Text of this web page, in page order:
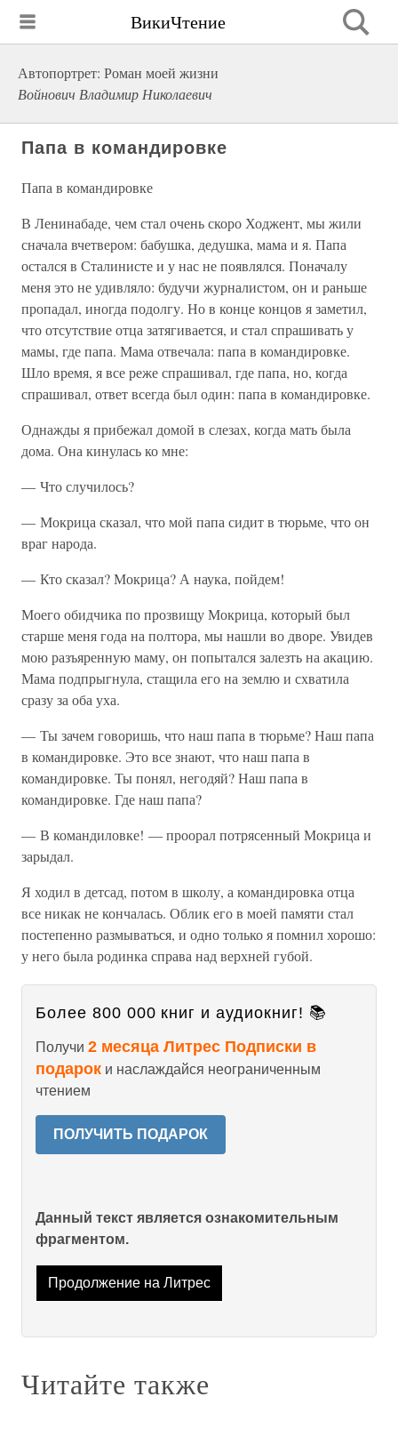
ВикиЧтение
Автопортрет: Роман моей жизни
Войнович Владимир Николаевич
Папа в командировке
Папа в командировке
В Ленинабаде, чем стал очень скоро Ходжент, мы жили
сначала вчетвером: бабушка, дедушка, мама и я. Папа
остался в Сталинисте и у нас не появлялся. Поначалу
меня это не удивляло: будучи журналистом, он и раньше
пропадал, иногда подолгу. Но в конце концов я заметил,
что отсутствие отца затягивается, и стал спрашивать у
мамы, где папа. Мама отвечала: папа в командировке.
Шло время, я все реже спрашивал, где папа, но, когда
спрашивал, ответ всегда был один: папа в командировке.
Однажды я прибежал домой в слезах, когда мать была
дома. Она кинулась ко мне:
— Что случилось?
— Мокрица сказал, что мой папа сидит в тюрьме, что он
враг народа.
— Кто сказал? Мокрица? А наука, пойдем!
Моего обидчика по прозвищу Мокрица, который был
старше меня года на полтора, мы нашли во дворе. Увидев
мою разъяренную маму, он попытался залезть на акацию.
Мама подпрыгнула, стащила его на землю и схватила
сразу за оба уха.
— Ты зачем говоришь, что наш папа в тюрьме? Наш папа
в командировке. Это все знают, что наш папа в
командировке. Ты понял, негодяй? Наш папа в
командировке. Где наш папа?
— В командиловке! — проорал потрясенный Мокрица и
зарыдал.
Я ходил в детсад, потом в школу, а командировка отца
все никак не кончалась. Облик его в моей памяти стал
постепенно размываться, и одно только я помнил хорошо:
у него была родинка справа над верхней губой.
Более 800 000 книг и аудиокниг! 📚
Получи 2 месяца Литрес Подписки в
подарок и наслаждайся неограниченным
чтением
ПОЛУЧИТЬ ПОДАРОК
Данный текст является ознакомительным
фрагментом.
Продолжение на Литрес
Читайте также